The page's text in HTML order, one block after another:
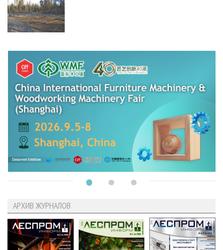
АРХИВ ЖУРНАЛОВ